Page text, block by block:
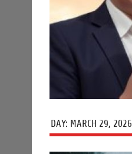
DAY: MARCH 29, 2026